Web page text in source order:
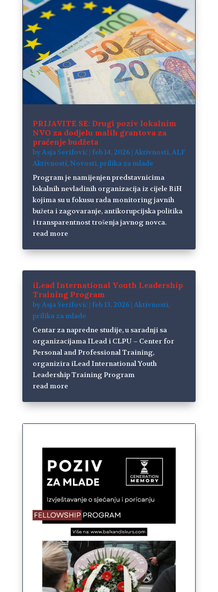
PRIJAVITE SE: Drugi poziv lokalnim
NVO za dodjelu malih grantova za
praćenje budžeta
byAsja Šerifović| feb 14, 2026| Aktivnosti,ALF
Aktivnosti, Novosti,prilika za mlade
Program je namijenjen predstavnicima
lokalnih nevladinih organizacija iz cijele BiH
kojima su u fokusu rada monitoring javnih
bužeta i zagovaranje, antikorupcijska politika
i transparentnost trošenja javnog novca.
read more
iLead International Youth Leadership
Training Program
byAsja Šerifović| feb 13, 2026| Aktivnosti,
prilika za mlade
Centar za napredne studije, u saradnji sa
organizacijama ILead i CLPU – Center for
Personal and Professional Training,
organizira iLead International Youth
Leadership Training Program
read more